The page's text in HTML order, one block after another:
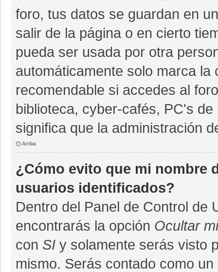
foro, tus datos se guardan en
salir de la página o en cierto
pueda ser usada por otra
automáticamente solo marca la
recomendable si accedes al
biblioteca, cyber-cafés, PC's
significa que la administración
Arriba
¿Cómo evito que mi nombre
usuarios identificados?
Dentro del Panel de Control de
encontrarás la opción Ocultar
con SI y solamente serás visto
mismo. Serás contado como